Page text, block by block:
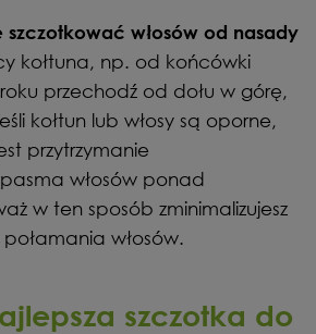
szczotkować włosów od nasady
kołtuna, np. od końcówki
przechodź od dołu w górę,
kołtun lub włosy są oporne,
przytrzymanie
włosów ponad
w ten sposób zminimalizujesz
włosów.
szczotka do